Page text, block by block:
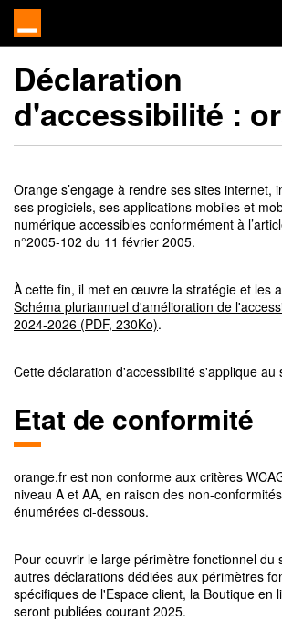
Déclaration
d'accessibilité :
Orange s’engage à rendre ses sites internet,
ses progiciels, ses applications mobiles et
numérique accessibles conformément à
n°2005-102 du 11 février 2005.
À cette fin, il met en œuvre la stratégie et les
Schéma pluriannuel d'amélioration de
2024-2026 (PDF, 230Ko).
Cette déclaration d'accessibilité s'applique au
Etat de conformité
orange.fr est non conforme aux critères
niveau A et AA, en raison des non-
énumérées ci-dessous.
Pour couvrir le large périmètre fonctionnel du
autres déclarations dédiées aux périmètres
spécifiques de l'Espace client, la Boutique en
seront publiées courant 2025.